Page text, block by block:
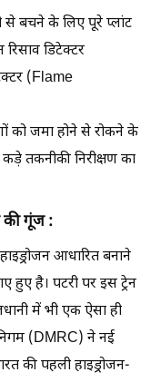
से बचने के लिए पूरे प्लांट
डिटेक्टर
(Flame
जमा होने से रोकने के
तकनीकी निरीक्षण का
की गूंज :
आधारित बनाने
है। पटरी पर इस ट्रेन
में भी एक ऐसा ही
निगम (DMRC) ने नई
की पहली हाइड्रोजन-